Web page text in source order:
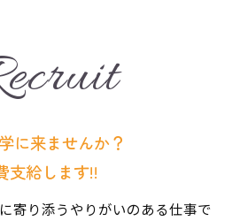
に来ませんか？
支給します!!
寄り添うやりがいのある仕事で